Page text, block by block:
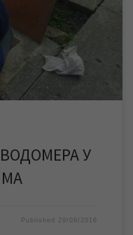
водомера
Зрењанин у
Лазарево, Лукићево,
Томашевац, Бело
У
Published 29/09/2016